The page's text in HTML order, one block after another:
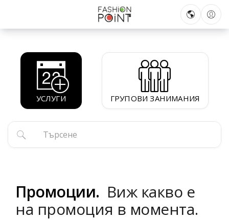
УСЛУГИ ГРУПОВИ ЗАНИМАНИЯ
Промоции. Виж какво е
на промоция в момента.